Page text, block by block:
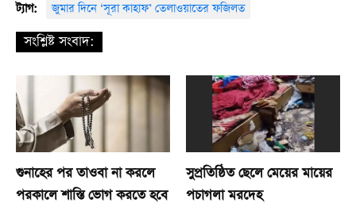
ট্যাগ: জুমার দিনে ‘সূরা কাহাফ’ তেলাওয়াতের ফজিলত
সংশ্লিষ্ট সংবাদ:
গুনাহের পর তাওবা না করলে
পরকালে শাস্তি ভোগ করতে হবে
সুপ্রতিষ্ঠিত ছেলে মেয়ের মায়ের
পচাগলা মরদেহ